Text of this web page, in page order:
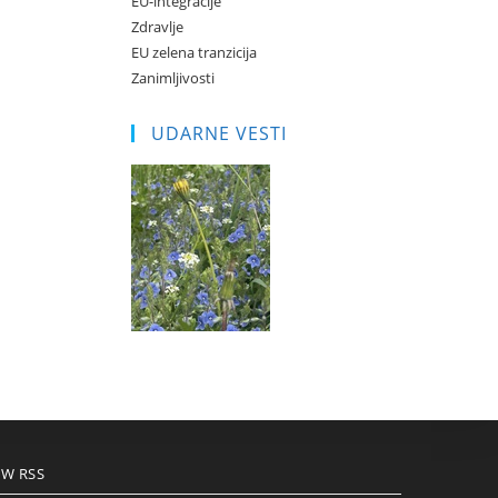
Zdravlje
EU zelena tranzicija
Zanimljivosti
UDARNE VESTI
RSS